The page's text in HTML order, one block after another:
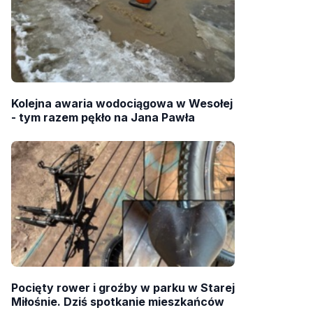
Kolejna awaria wodociągowa w Wesołej
- tym razem pękło na Jana Pawła
Pocięty rower i groźby w parku w Starej
Miłośnie. Dziś spotkanie mieszkańców